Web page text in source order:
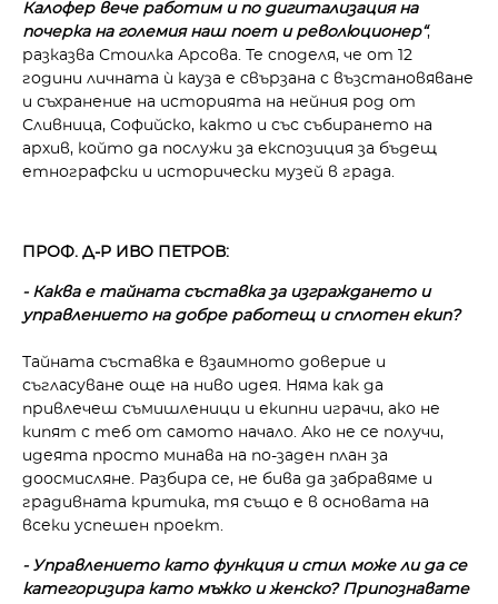
Калофер вече работим и по дигитализация на
почерка на големия наш поет и революционер“,
разказва Стоил­ка Арсова. Те споделя, че от 12
години личната ѝ кауза е свър­зана с възстановяване
и съхра­нение на историята на нейния род от
Сливница, Софийско, как­то и със събирането на
архив, който да послужи за експозиция за бъдещ
етнографски и истори­чески музей в града.
ПРОФ. Д-Р ИВО ПЕТРОВ:
- Каква е тайната съставка за изграждането и
управлението на добре работещ и сплотен екип?
Тайната съставка е взаимно­то доверие и
съгласуване още на ниво идея. Няма как да
привлечеш съмишленици и екипни играчи, ако не
кипят с теб от самото начало. Ако не се получи,
идеята просто минава на по-заден план за
доосмисляне. Разбира се, не бива да забравяме и
градивната критика, тя също е в основата на
всеки успешен проект.
- Управлението като функция и стил може ли да се
категоризира като мъжко и женско? Припознавате